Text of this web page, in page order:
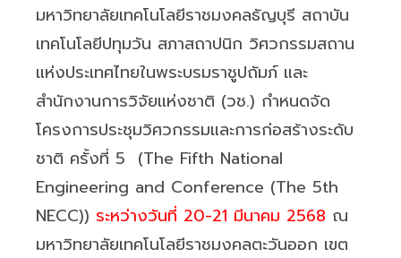
มหาวิทยาลัยเทคโนโลยีราชมงคลธัญบุรี สถาบัน
เทคโนโลยีปทุมวัน สภาสถาปนิก วิศวกรรมสถาน
แห่งประเทศไทยในพระบรมราชูปถัมภ์ และ
สำนักงานการวิจัยแห่งชาติ (วช.) กำหนดจัด
โครงการประชุมวิศวกรรมและการก่อสร้างระดับ
ชาติ ครั้งที่ 5 (The Fifth National
Engineering and Conference (The 5th
NECC)) ระหว่างวันที่ 20-21 มีนาคม 2568 ณ
มหาวิทยาลัยเทคโนโลยีราชมงคลตะวันออก เขต